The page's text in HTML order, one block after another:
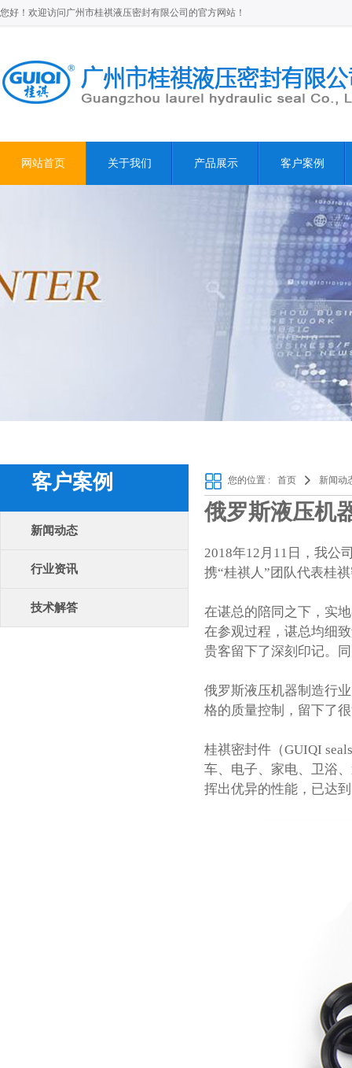
您好！欢迎访问广州市桂祺液压密封有限公司的官方网站！
网站首页 关于我们 产品展示 客户案例
客户案例
新闻动态
行业资讯
技术解答
您的位置 : 首页 新闻动
俄罗斯液压机
2018年12月11日，我公
携“桂祺人”团队代表桂
在谌总的陪同之下，实
在参观过程，谌总均细
贵客留下了深刻印记。
俄罗斯液压机器制造行
格的质量控制，留下了
桂祺密封件 （GUIQI
车、电子、家电、卫浴
挥出优异的性能，已达